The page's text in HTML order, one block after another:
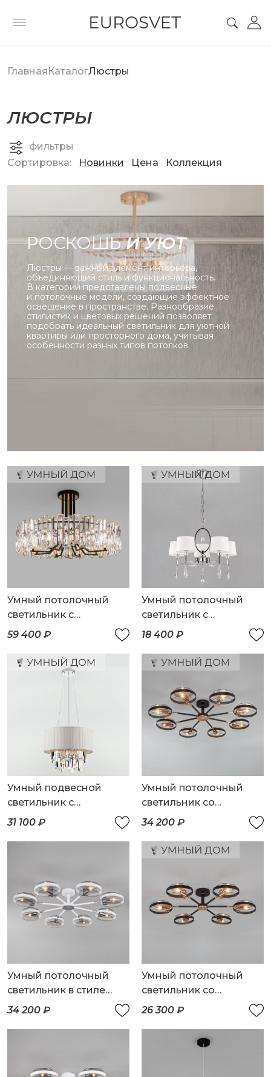
ГлавнаяКаталогЛюстры
ЛЮСТРЫ
фильтры
Сортировка:
Новинки Цена Коллекция
РОСКОШЬИ УЮТ
Люстры — важный элемент интерьера,
объединяющий стиль и функциональность.
В категории представлены подвесные
и потолочные модели, создающие эффектное
освещение в пространстве. Разнообразие
стилистик и цветовых решений позволяет
подобрать идеальный светильник для уютной
квартиры или просторного дома, учитывая
особенности разных типов потолков.
Умный потолочный
светильник с
хрусталем
59 400 ₽
Умный потолочный
светильник с
хрусталем
18 400 ₽
Умный подвесной
светильник с
хрусталем Eurosvet
31 100 ₽
Умный потолочный
светильник со
стеклянными
34 200 ₽
Умный потолочный
светильник в стиле
лофт
34 200 ₽
Умный потолочный
светильник со
стеклянными
26 300 ₽